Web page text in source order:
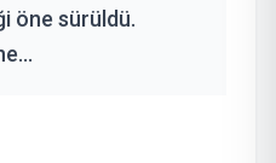
öne sürüldü.